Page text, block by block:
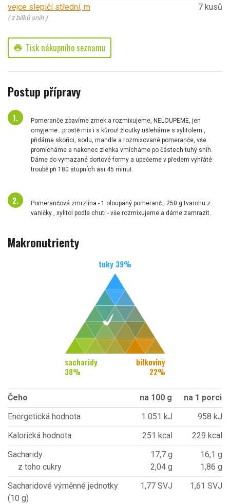
vejce slepičí střední, m
( z bílků sníh )
7 kusů
print Tisk nákupního seznamu
Postup přípravy
Pomeranče zbavíme zrnek a rozmixujeme, NELOUPEME, jen
omyjeme...prostě mix i s kůrou! žloutky ušleháme s xylitolem ,
přidáme skořici, sodu, mandle a rozmixované pomeranče, vše
promícháme a nakonec zlehka vmícháme po částech tuhý sníh.
Dáme do vymazané dortové formy a upečeme v předem vyhřáté
troubě při 180 stupních asi 45 minut.
Pomerančová zmrzlina - 1 oloupaný pomeranč , 250 g tvarohu z
vaničky , xylitol podle chuti - vše rozmixujeme a dáme zamrazit.
Makronutrienty
tuky 39%
sacharidy
38%
bílkoviny
22%
Čeho na 100 g
na 1 porci
Energetická hodnota
1 051 kJ
958 kJ
Kalorická hodnota
251 kcal
229 kcal
Sacharidy
z toho cukry
17,7 g
2,04 g
16,1 g
1,86 g
Sacharidové výměnné jednotky
(10 g)
1,77 SVJ 1,61 SVJ